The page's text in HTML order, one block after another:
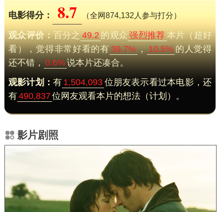
电影得分： 8.7 （全网874,132人参与打分）
观众评价：百分之49.2的观众强烈推荐本片（超好
看），觉得非常好看的有39.7%，10.5%的人觉得
还不错，0.6%说本片还凑合。
观影计划：有 1,504,093 位朋友表示看过本电影，还
有490,837位网友观看本片的想法（计划）。
影片剧照